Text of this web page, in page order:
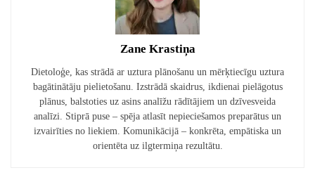
Zane Krastiņa
Dietoloģe, kas strādā ar uztura plānošanu un mērķtiecīgu uztura
bagātinātāju pielietošanu. Izstrādā skaidrus, ikdienai pielāgotus
plānus, balstoties uz asins analīžu rādītājiem un dzīvesveida
analīzi. Stiprā puse – spēja atlasīt nepieciešamos preparātus un
izvairīties no liekiem. Komunikācijā – konkrēta, empātiska un
orientēta uz ilgtermiņa rezultātu.